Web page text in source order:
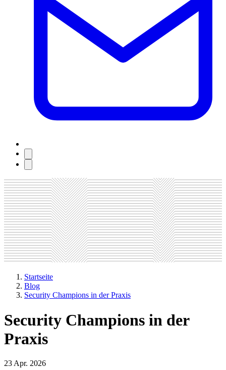
Startseite
Blog
Security Champions in der Praxis
Security Champions in der
Praxis
23 Apr. 2026